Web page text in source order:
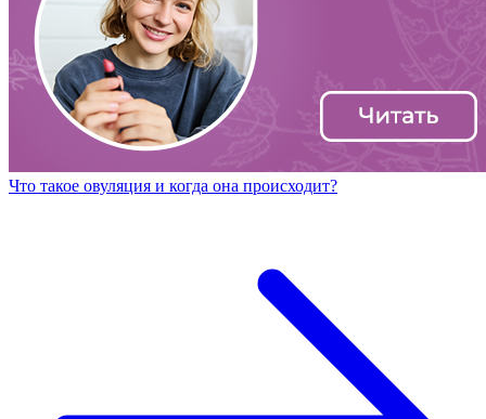
Что такое овуляция и когда она происходит?